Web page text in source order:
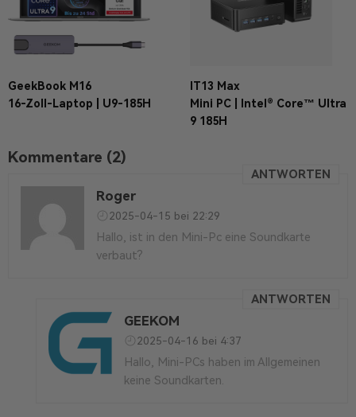
GeekBook M16
16-Zoll-Laptop | U9-185H
IT13 Max
Mini PC | Intel® Core™ Ultra
9 185H
Kommentare (2)
Roger
2025-04-15 bei 22:29
ANTWORTEN
Hallo, ist in den Mini-Pc eine Soundkarte
verbaut?
GEEKOM
2025-04-16 bei 4:37
ANTWORTEN
Hallo, Mini-PCs haben im Allgemeinen
keine Soundkarten.